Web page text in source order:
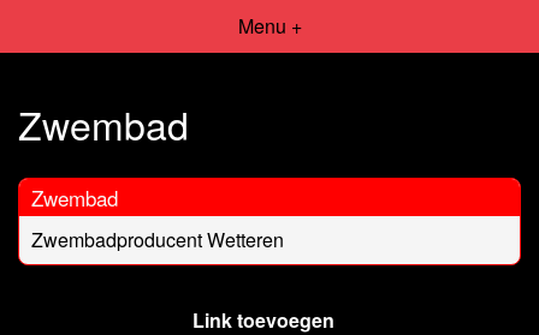
Menu +
Zwembad
Zwembad
Zwembadproducent Wetteren
Link toevoegen